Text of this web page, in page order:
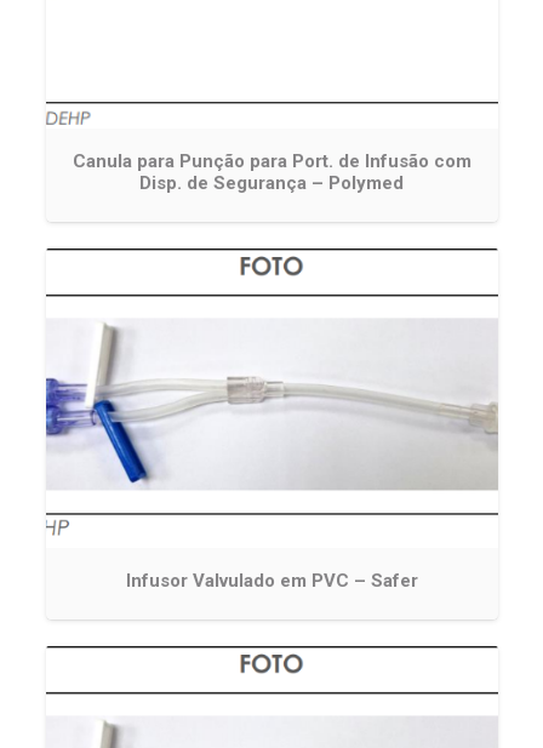
Canula para Punção para Port. de Infusão com
Disp. de Segurança – Polymed
Infusor Valvulado em PVC – Safer